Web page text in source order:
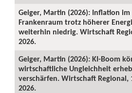
Geiger, Martin (2026): Inflation im
Frankenraum trotz höherer
weiterhin niedrig. Wirtschaft
2026.
Geiger, Martin (2026): KI-Boom
wirtschaftliche Ungleichheit
verschärfen. Wirtschaft Regional,
2026.